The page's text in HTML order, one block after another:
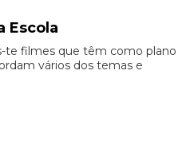
Escola
te filmes que têm como plano
vários dos temas e